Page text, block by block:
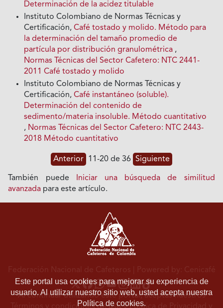
Determinación de la acidez titulable
Instituto Colombiano de Normas Técnicas y
Certificación,Café tostado y molido. Método para
la determinación del tamaño promedio de
partícula por distribución granulométrica ,
Normas Técnicas del Sector Cafetero: NTC 2441-
2011 Café tostado y molido
Instituto Colombiano de Normas Técnicas y
Certificación,Café instantáneo (soluble).
Determinación del contenido de
sedimento/materia insoluble. Método cuantitativo
, Normas Técnicas del Sector Cafetero: NTC 2443-
2018 Método cuantitativo
Anterior 11-20 de 36 Siguiente
También puede
Iniciar una búsqueda de similitud
avanzada para este artículo.
Este portal usa cookies para mejorar su experiencia de
usuario. Al utilizar nuestro sitio web, usted acepta nuestra
Política de cookies.
Federación Nacional de Cafeteros | Powered by: Cenicafé
Al continuar utilizando este portal, aceptas nuestros
Términos y condiciones de usoyPolítica de Privacidad y